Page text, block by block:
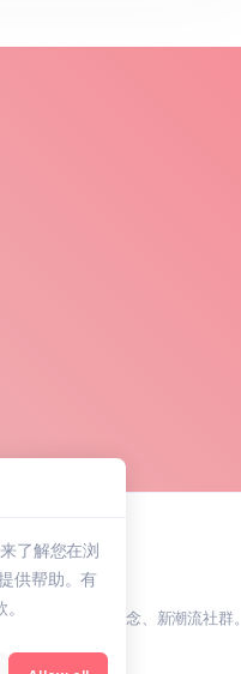
EYER引领的新概念、新潮流社群。
了解您在浏
供帮助。有